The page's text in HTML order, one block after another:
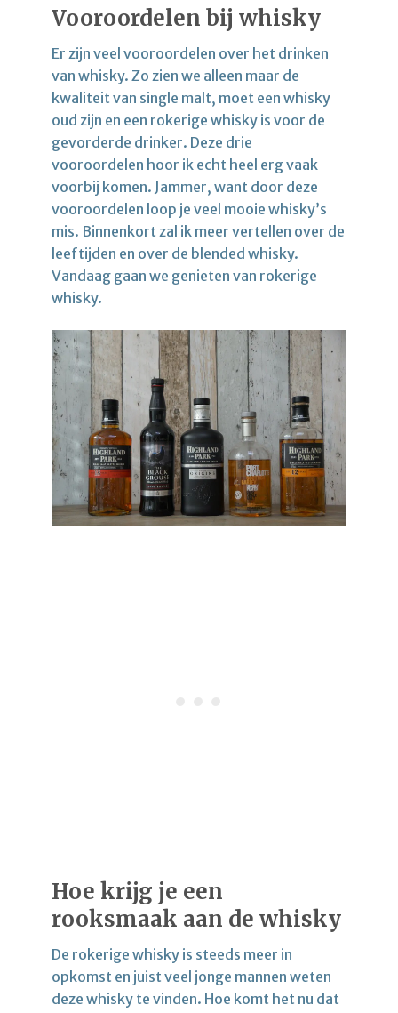
Vooroordelen bij whisky
Er zijn veel vooroordelen over het drinken
van whisky. Zo zien we alleen maar de
kwaliteit van single malt, moet een whisky
oud zijn en een rokerige whisky is voor de
gevorderde drinker. Deze drie
vooroordelen hoor ik echt heel erg vaak
voorbij komen. Jammer, want door deze
vooroordelen loop je veel mooie whisky’s
mis. Binnenkort zal ik meer vertellen over de
leeftijden en over de blended whisky.
Vandaag gaan we genieten van rokerige
whisky.
Hoe krijg je een
rooksmaak aan de whisky
De rokerige whisky is steeds meer in
opkomst en juist veel jonge mannen weten
deze whisky te vinden. Hoe komt het nu dat